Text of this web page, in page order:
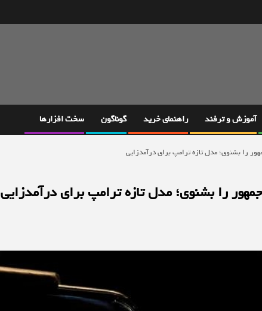
آموزش و ترفند راهنمای خرید گوناگون سخت افزارها
را بشنوی؛ مدل تازه ترامپ برای درآمدزایی
را بشنوی؛ مدل تازه ترامپ برای درآمدزایی